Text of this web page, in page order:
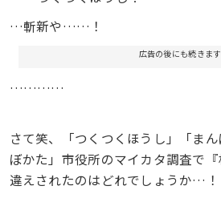
…斬新や……！
広告の後にも続きます
…………
さて笑、「つくつくほうし」「ま
ぼかた」市役所のマイカタ調査で
違えされたのはどれでしょうか…！